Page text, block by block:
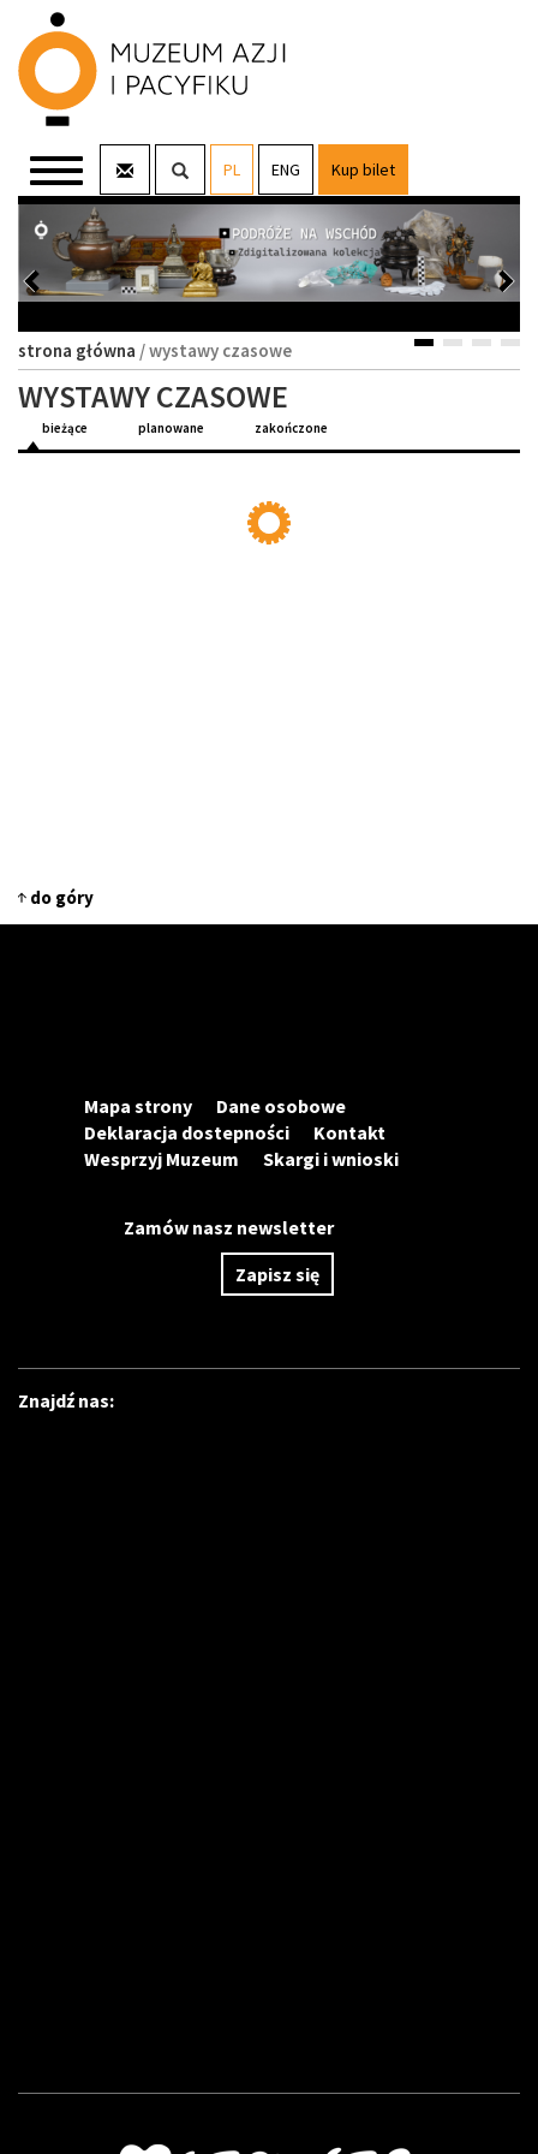
Rozwiń
menu
główne
formularz
wyszukiwania
PL ENG Kup bilet
zatrzymaj
pokaz
slajdów w
nagłówku
wznów
pokaz
w
nagłówku
Poprzedni
slajd
strona główna /wystawy czasowe
WYSTAWY CZASOWE
bieżące planowane zakończone
do góry
Mapa strony
Dane osobowe
Deklaracja dostepności
Kontakt
Wesprzyj Muzeum
Skargi i wnioski
Zamów nasz newsletter
Zapisz się
Znajdź nas: